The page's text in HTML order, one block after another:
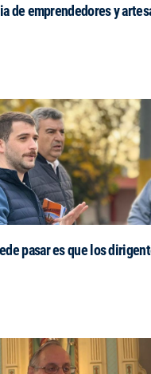
de emprendedores y
pasar es que los